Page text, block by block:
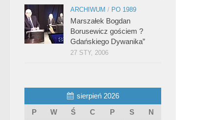
ARCHIWUM / PO 1989
Marszałek Bogdan
Borusewicz gościem ?
Gdańskiego Dywanika”
27 STY, 2006
sierpień 2026
P
W Ś C P S
N